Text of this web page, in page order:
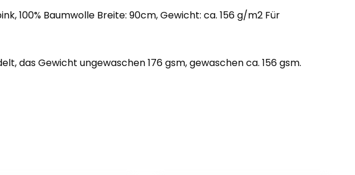
100% Baumwolle Breite: 90cm, Gewicht: ca. 156 g/m2 Für
das Gewicht ungewaschen 176 gsm, gewaschen ca. 156 gsm.